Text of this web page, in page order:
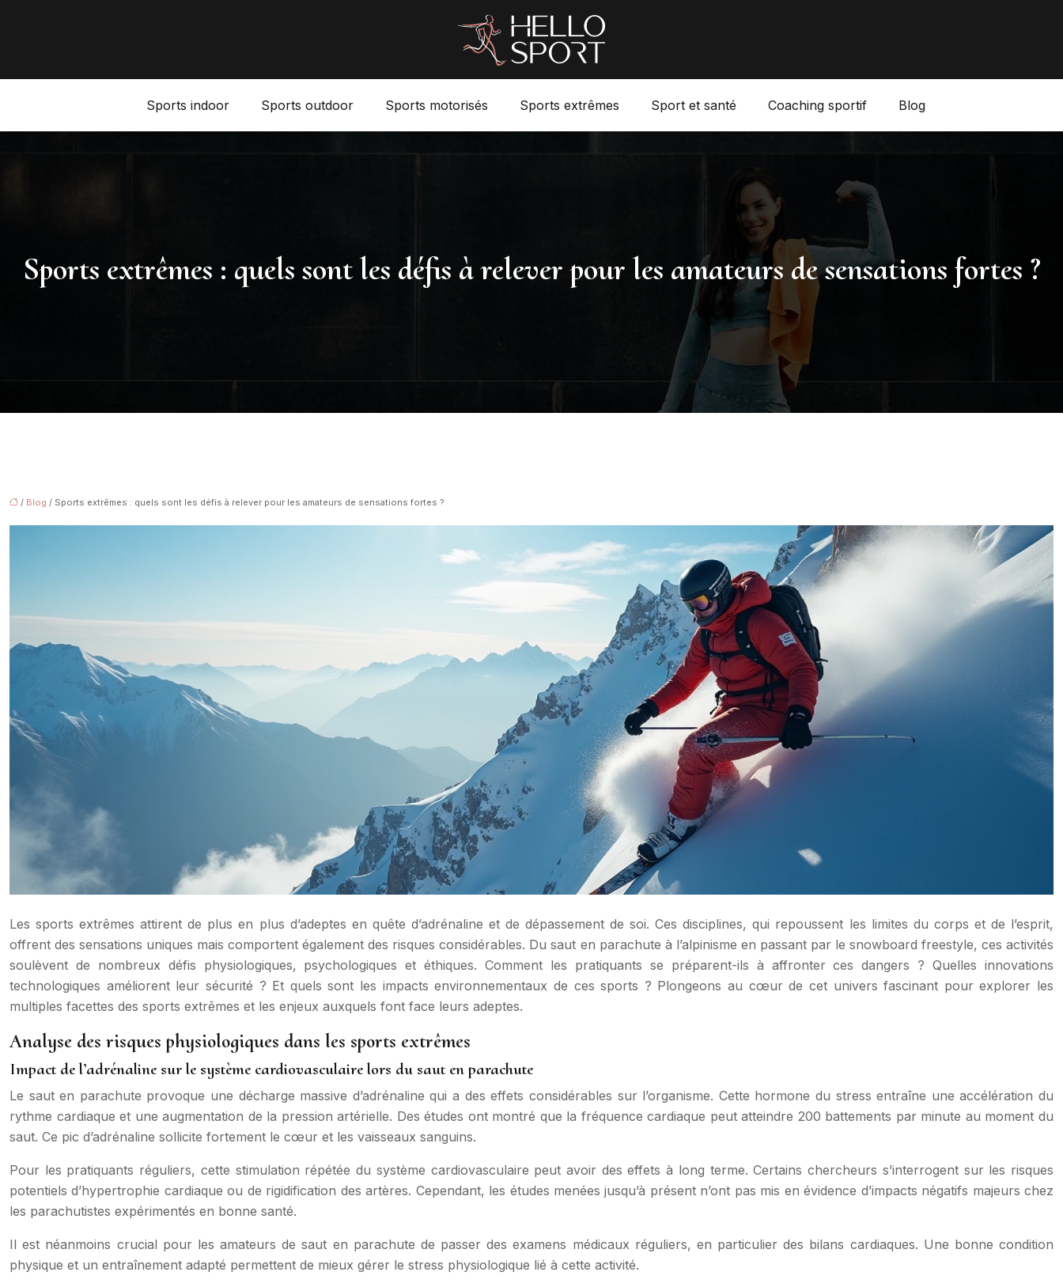
Sports indoor Sports outdoor Sports motorisés Sports extrêmes Sport et santé Coaching sportif Blog
Sports extrêmes : quels sont les défis à relever pour les amateurs de sensations fortes ?
/ Blog / Sports extrêmes : quels sont les défis à relever pour les amateurs de sensations fortes ?
Les sports extrêmes attirent de plus en plus d’adeptes en quête d’adrénaline et de dépassement de soi. Ces disciplines, qui repoussent les limites du corps et de l’esprit,
offrent des sensations uniques mais comportent également des risques considérables. Du saut en parachute à l’alpinisme en passant par le snowboard freestyle, ces activités
soulèvent de nombreux défis physiologiques, psychologiques et éthiques. Comment les pratiquants se préparent-ils à affronter ces dangers ? Quelles innovations
technologiques améliorent leur sécurité ? Et quels sont les impacts environnementaux de ces sports ? Plongeons au cœur de cet univers fascinant pour explorer les
multiples facettes des sports extrêmes et les enjeux auxquels font face leurs adeptes.
Analyse des risques physiologiques dans les sports extrêmes
Impact de l’adrénaline sur le système cardiovasculaire lors du saut en parachute
Le saut en parachute provoque une décharge massive d’adrénaline qui a des effets considérables sur l’organisme. Cette hormone du stress entraîne une accélération du
rythme cardiaque et une augmentation de la pression artérielle. Des études ont montré que la fréquence cardiaque peut atteindre 200 battements par minute au moment du
saut. Ce pic d’adrénaline sollicite fortement le cœur et les vaisseaux sanguins.
Pour les pratiquants réguliers, cette stimulation répétée du système cardiovasculaire peut avoir des effets à long terme. Certains chercheurs s’interrogent sur les risques
potentiels d’hypertrophie cardiaque ou de rigidification des artères. Cependant, les études menées jusqu’à présent n’ont pas mis en évidence d’impacts négatifs majeurs chez
les parachutistes expérimentés en bonne santé.
Il est néanmoins crucial pour les amateurs de saut en parachute de passer des examens médicaux réguliers, en particulier des bilans cardiaques. Une bonne condition
physique et un entraînement adapté permettent de mieux gérer le stress physiologique lié à cette activité.